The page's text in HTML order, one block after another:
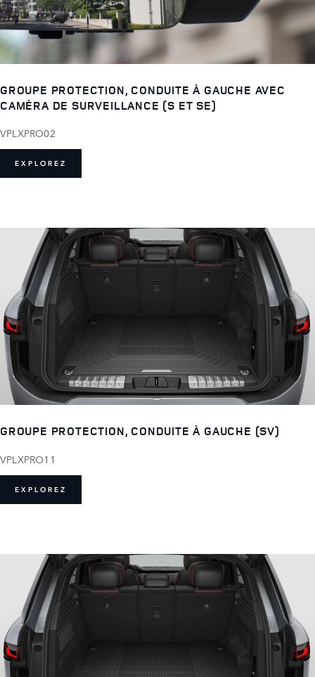
GROUPE PROTECTION, CONDUITE À GAUCHE AVEC
CAMÉRA DE SURVEILLANCE (S ET SE)
VPLXPRO02
EXPLOREZ
GROUPE PROTECTION, CONDUITE À GAUCHE (SV)
VPLXPRO11
EXPLOREZ